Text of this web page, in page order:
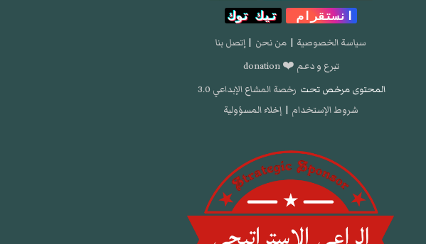
انستقرام
تيك توك
سياسة الخصوصية | من نحن | إتصل بنا
تبرع و دعم ❤️ donation
المحتوى مرخص تحت رخصة المشاع الإبداعي 3.0
شروط الإستخدام | إخلاء المسؤولية